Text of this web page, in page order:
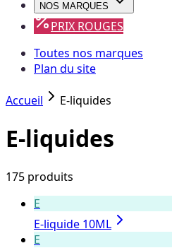
NOS MARQUES
PRIX ROUGES
Toutes nos marques
Plan du site
Accueil E-liquides
E-liquides
175 produits
E
E-liquide 10ML
E